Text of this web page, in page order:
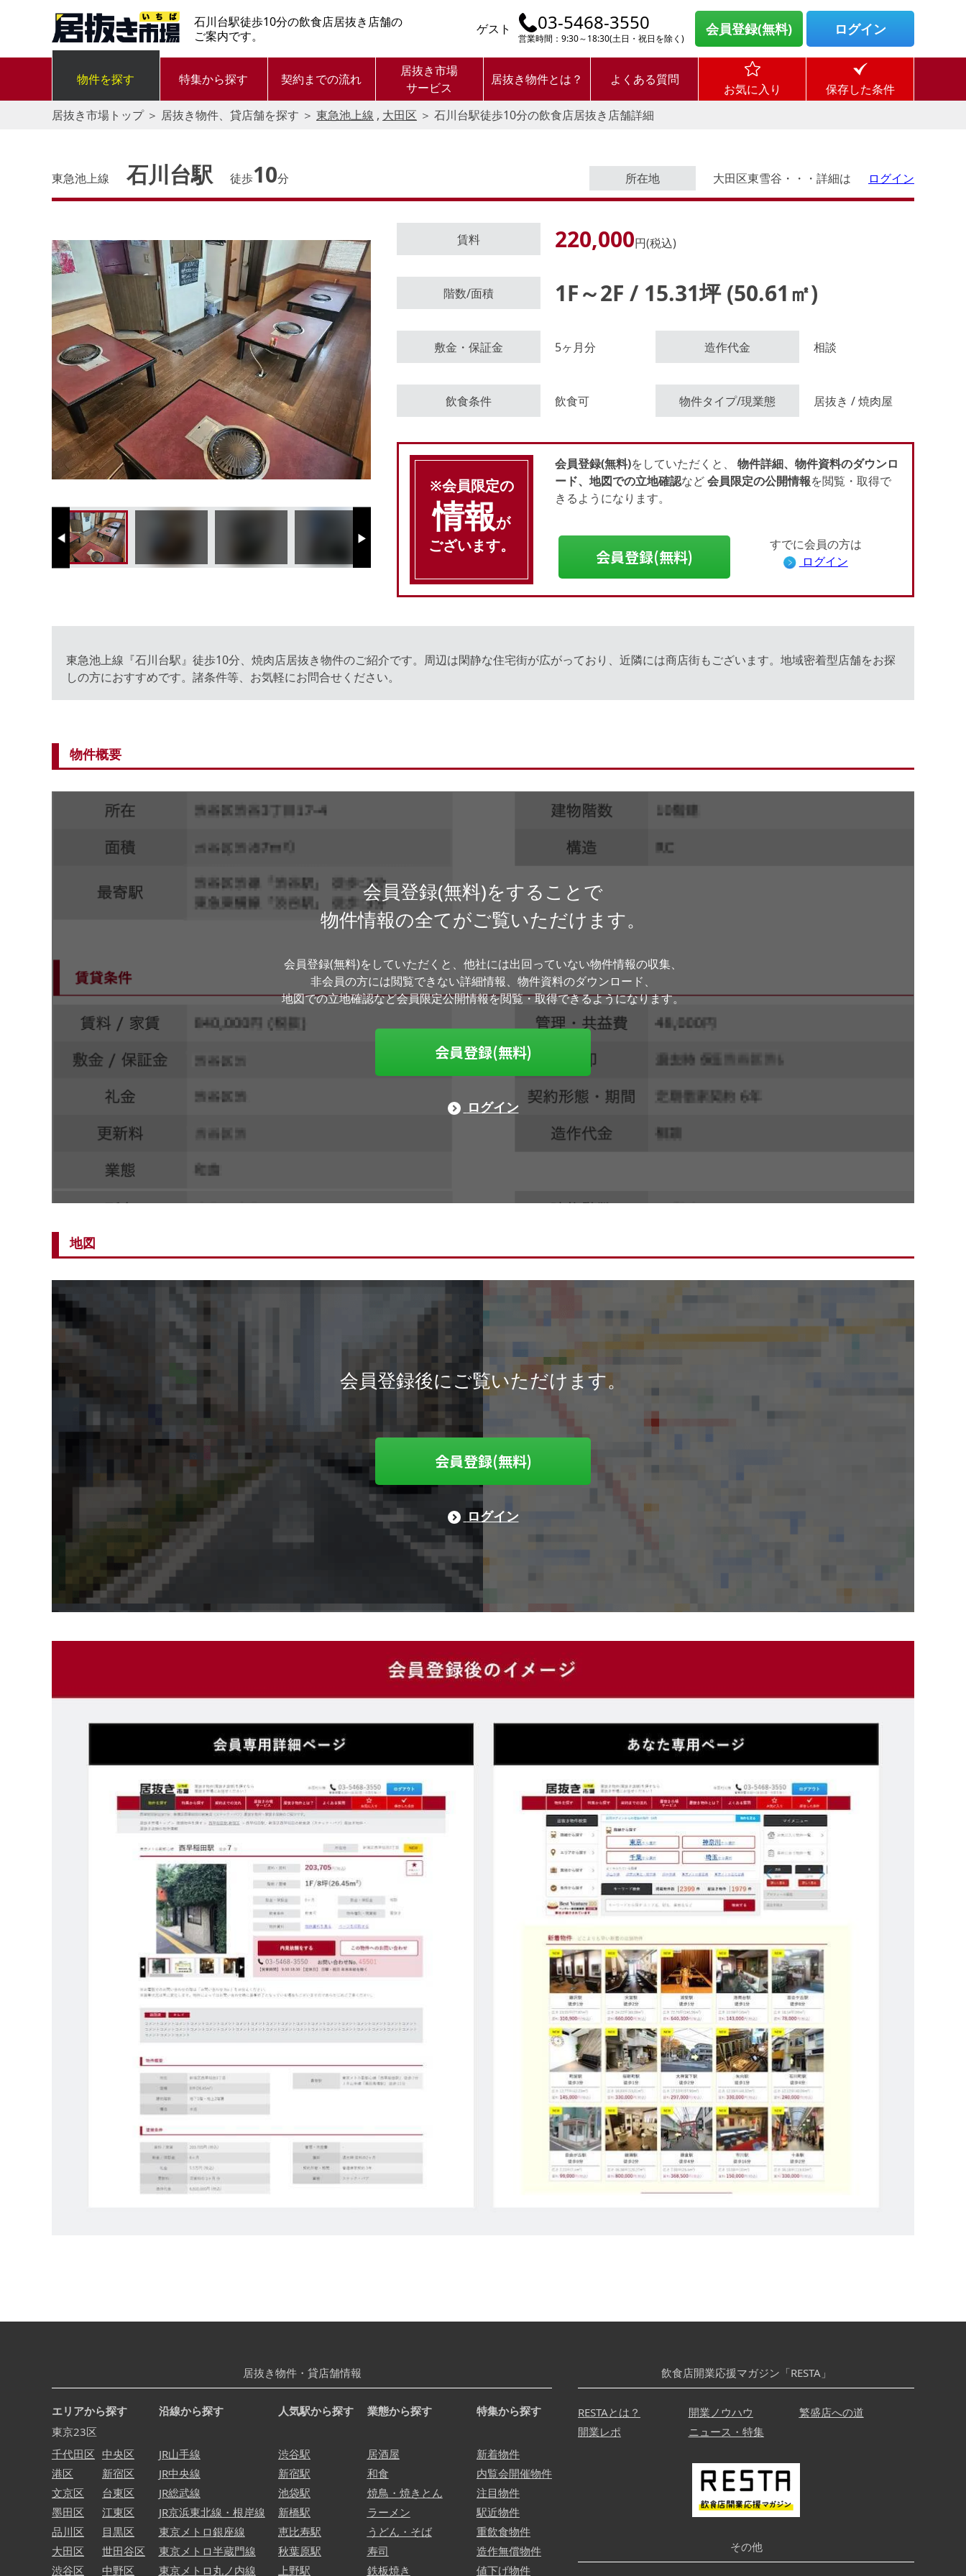
石川台駅徒歩10分の飲食店居抜き店舗の
ご案内です。
ゲスト 03-5468-3550
営業時間：9:30～18:30(土日・祝日を除く)
会員登録(無料) ログイン
物件を探す 特集から探す 契約までの流れ
居抜き市場
サービス
居抜き物件とは？ よくある質問
お気に入り
保存した条件
居抜き市場トップ＞ 居抜き物件、貸店舗を探す ＞ 東急池上線 , 大田区 ＞ 石川台駅徒歩10分の飲食店居抜き店舗詳細
東急池上線 石川台駅 徒歩10分 所在地 大田区東雪谷・・・詳細は ログイン
ログイン後に
物件情報の全てがご覧いただけます。
ログイン後に
Previous Next
賃料 220,000円(税込)
階数/面積 1F～2F / 15.31坪 (50.61㎡)
敷金・保証金 5ヶ月分 造作代金 相談
飲食条件 飲食可 物件タイプ/現業態 居抜き / 焼肉屋
※会員限定の
情報が
ございます。
会員登録(無料)をしていただくと、物件詳細、物件資料のダウンロ
ード、地図での立地確認など会員限定の公開情報を閲覧・取得で
きるようになります。
会員登録(無料)
すでに会員の方は
ログイン
東急池上線『石川台駅』徒歩10分、焼肉店居抜き物件のご紹介です。周辺は閑静な住宅街が広がっており、近隣には商店街もございます。地域密着型店舗をお探
しの方におすすめです。諸条件等、お気軽にお問合せください。
物件概要
会員登録(無料)をすることで
物件情報の全てがご覧いただけます。
会員登録(無料)をしていただくと、他社には出回っていない物件情報の収集、
非会員の方には閲覧できない詳細情報、物件資料のダウンロード、
地図での立地確認など会員限定公開情報を閲覧・取得できるようになります。
会員登録(無料)
ログイン
地図
会員登録後にご覧いただけます。
会員登録(無料)
ログイン
居抜き物件・貸店舗情報
エリアから探す
東京23区
千代田区
港区
文京区
墨田区
品川区
大田区
渋谷区
中央区
新宿区
台東区
江東区
目黒区
世田谷区
中野区
沿線から探す
JR山手線
JR中央線
JR総武線
JR京浜東北線・根岸線
東京メトロ銀座線
東京メトロ半蔵門線
東京メトロ丸ノ内線
人気駅から探す
渋谷駅
新宿駅
池袋駅
新橋駅
恵比寿駅
秋葉原駅
上野駅
業態から探す
居酒屋
和食
焼鳥・焼きとん
ラーメン
うどん・そば
寿司
鉄板焼き
特集から探す
新着物件
内覧会開催物件
注目物件
駅近物件
重飲食物件
造作無償物件
値下げ物件
飲食店開業応援マガジン「RESTA」
RESTAとは？ 開業ノウハウ
繁盛店への道
開業レポ
ニュース・特集
その他